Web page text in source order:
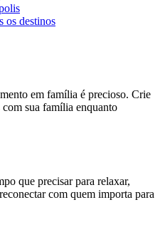
os destinos
em família é precioso. Crie
sua família enquanto
que precisar para relaxar,
com quem importa para